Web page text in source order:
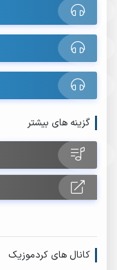
گزینه های بیشتر
کانال های کردموزیک